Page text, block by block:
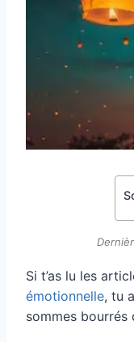
Si t’as lu les
émotionnelle, tu
sommes bourrés